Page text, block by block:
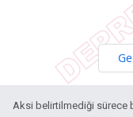
Aksi belirtilmediği sürece